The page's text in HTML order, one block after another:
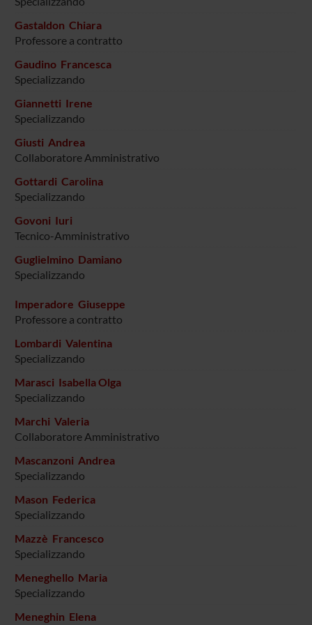
Gastaldon Chiara
Professore a contratto
Gaudino Francesca
Specializzando
Giannetti Irene
Specializzando
Giusti Andrea
Collaboratore Amministrativo
Gottardi Carolina
Specializzando
Govoni Iuri
Tecnico-Amministrativo
Guglielmino Damiano
Specializzando
Imperadore Giuseppe
Professore a contratto
Lombardi Valentina
Specializzando
Marasci Isabella Olga
Specializzando
Marchi Valeria
Collaboratore Amministrativo
Mascanzoni Andrea
Specializzando
Mason Federica
Specializzando
Mazzè Francesco
Specializzando
Meneghello Maria
Specializzando
Meneghin Elena